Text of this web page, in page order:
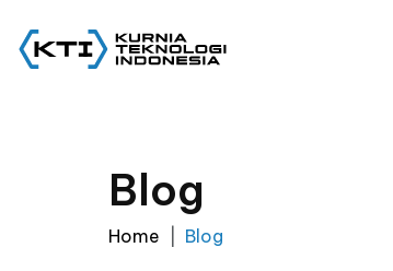
Blog
Home Blog